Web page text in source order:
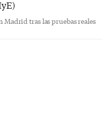
Madrid tras las pruebas reales